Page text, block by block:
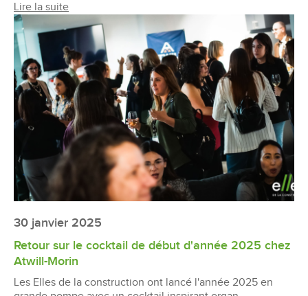
Lire la suite
30 janvier 2025
Retour sur le cocktail de début d'année 2025 chez
Atwill-Morin
Les Elles de la construction ont lancé l'année 2025 en